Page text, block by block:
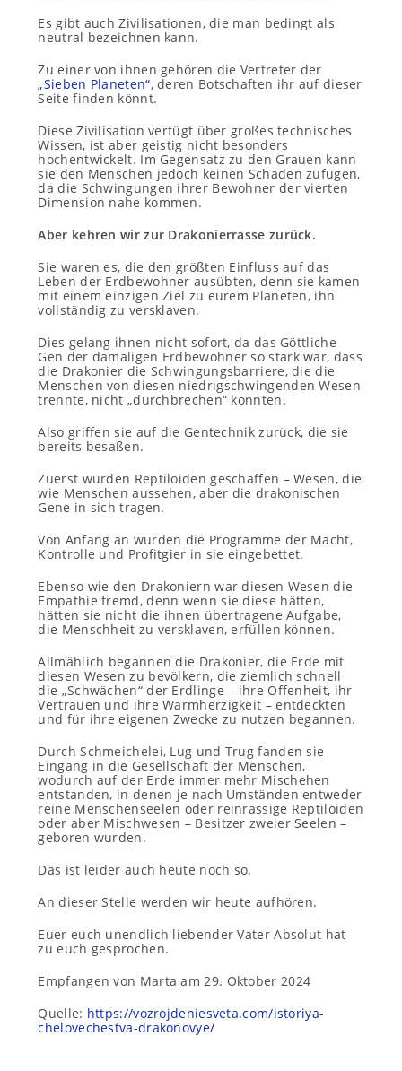
Es gibt auch Zivilisationen, die man bedingt als
neutral bezeichnen kann.
Zu einer von ihnen gehören die Vertreter der
„Sieben Planeten“, deren Botschaften ihr auf dieser
Seite finden könnt.
Diese Zivilisation verfügt über großes technisches
Wissen, ist aber geistig nicht besonders
hochentwickelt. Im Gegensatz zu den Grauen kann
sie den Menschen jedoch keinen Schaden zufügen,
da die Schwingungen ihrer Bewohner der vierten
Dimension nahe kommen.
Aber kehren wir zur Drakonierrasse zurück.
Sie waren es, die den größten Einfluss auf das
Leben der Erdbewohner ausübten, denn sie kamen
mit einem einzigen Ziel zu eurem Planeten, ihn
vollständig zu versklaven.
Dies gelang ihnen nicht sofort, da das Göttliche
Gen der damaligen Erdbewohner so stark war, dass
die Drakonier die Schwingungsbarriere, die die
Menschen von diesen niedrigschwingenden Wesen
trennte, nicht „durchbrechen“ konnten.
Also griffen sie auf die Gentechnik zurück, die sie
bereits besaßen.
Zuerst wurden Reptiloiden geschaffen – Wesen, die
wie Menschen aussehen, aber die drakonischen
Gene in sich tragen.
Von Anfang an wurden die Programme der Macht,
Kontrolle und Profitgier in sie eingebettet.
Ebenso wie den Drakoniern war diesen Wesen die
Empathie fremd, denn wenn sie diese hätten,
hätten sie nicht die ihnen übertragene Aufgabe,
die Menschheit zu versklaven, erfüllen können.
Allmählich begannen die Drakonier, die Erde mit
diesen Wesen zu bevölkern, die ziemlich schnell
die „Schwächen“ der Erdlinge – ihre Offenheit, ihr
Vertrauen und ihre Warmherzigkeit – entdeckten
und für ihre eigenen Zwecke zu nutzen begannen.
Durch Schmeichelei, Lug und Trug fanden sie
Eingang in die Gesellschaft der Menschen,
wodurch auf der Erde immer mehr Mischehen
entstanden, in denen je nach Umständen entweder
reine Menschenseelen oder reinrassige Reptiloiden
oder aber Mischwesen – Besitzer zweier Seelen –
geboren wurden.
Das ist leider auch heute noch so.
An dieser Stelle werden wir heute aufhören.
Euer euch unendlich liebender Vater Absolut hat
zu euch gesprochen.
Empfangen von Marta am 29. Oktober 2024
Quelle: https://vozrojdeniesveta.com/istoriya-
chelovechestva-drakonovye/